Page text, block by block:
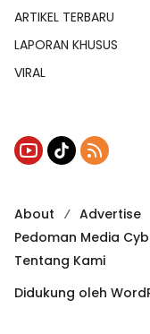
ARTIKEL TERBARU
LAPORAN KHUSUS
VIRAL
About Advertise
Pedoman Media
Tentang Kami
Didukung oleh